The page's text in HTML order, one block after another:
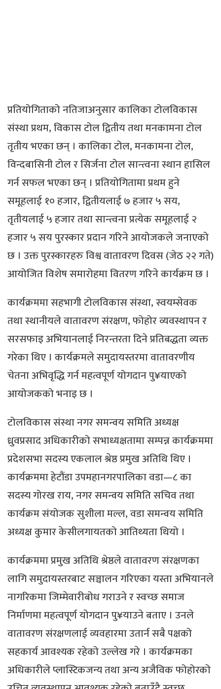
प्रतियोगिताको नतिजाअनुसार कालिका टोलविकास
संस्था प्रथम, विकास टोल द्वितीय तथा मनकामना टोल
तृतीय भएका छन् । कालिका टोल, मनकामना टोल,
विन्दबासिनी टोल र सिर्जना टोल सान्त्वना स्थान हासिल
गर्न सफल भएका छन् । प्रतियोगितामा प्रथम हुने
समूहलाई १० हजार, द्वितीयलाई ७ हजार ५ सय,
तृतीयलाई ५ हजार तथा सान्त्वना प्रत्येक समूहलाई २
हजार ५ सय पुरस्कार प्रदान गरिने आयोजकले जनाएको
छ । उक्त पुरस्कारहरु विश्व वातावरण दिवस (जेठ २२ गते)
आयोजित विशेष समारोहमा वितरण गरिने कार्यक्रम छ ।
कार्यक्रममा सहभागी टोलविकास संस्था, स्वयम्सेवक
तथा स्थानीयले वातावरण संरक्षण, फोहोर व्यवस्थापन र
सरसफाइ अभियानलाई निरन्तरता दिने प्रतिबद्धता व्यक्त
गरेका थिए । कार्यक्रमले समुदायस्तरमा वातावरणीय
चेतना अभिवृद्धि गर्न महत्वपूर्ण योगदान पु¥याएको
आयोजकको भनाइ छ ।
टोलविकास संस्था नगर समन्वय समिति अध्यक्ष
ध्रुवप्रसाद अधिकारीको सभाध्यक्षतामा सम्पन्न कार्यक्रममा
प्रदेशसभा सदस्य एकलाल श्रेष्ठ प्रमुख अतिथि थिए ।
कार्यक्रममा हेटौंडा उपमहानगरपालिका वडा—८ का
सदस्य गोरख राय, नगर समन्वय समिति सचिव तथा
कार्यक्रम संयोजक सुशीला मल्ल, वडा समन्वय समिति
अध्यक्ष कुमार केसीलगायतको आतिथ्यता थियो ।
कार्यक्रममा प्रमुख अतिथि श्रेष्ठले वातावरण संरक्षणका
लागि समुदायस्तरबाट सञ्चालन गरिएका यस्ता अभियानले
नागरिकमा जिम्मेवारीबोध गराउने र स्वच्छ समाज
निर्माणमा महत्वपूर्ण योगदान पु¥याउने बताए । उनले
वातावरण संरक्षणलाई व्यवहारमा उतार्न सबै पक्षको
सहकार्य आवश्यक रहेको उल्लेख गरे । कार्यक्रमका
अधिकारीले प्लास्टिकजन्य तथा अन्य अजैविक फोहोरको